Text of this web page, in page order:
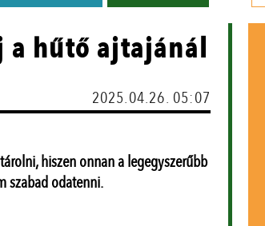
a hűtő ajtajánál
2025.04.26. 05:07
hiszen onnan a legegyszerűbb
szabad odatenni.